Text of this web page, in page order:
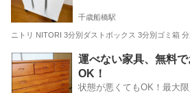
千歳船橋駅
ニトリ NITORI 3分別ダストボックス 3分別ゴミ箱
東京 世田谷区 千歳船橋駅 インテリ
運べない家具、無料
OK！
状態が悪くてもOK！最大